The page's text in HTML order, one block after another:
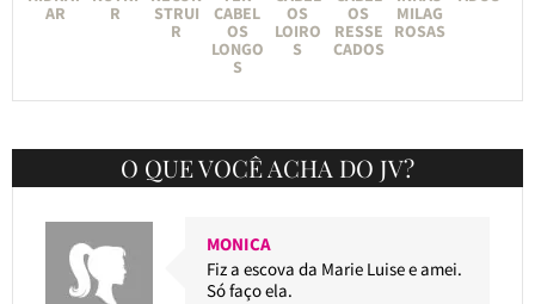
AR
R
STRUI
R
CABEL
OS
LONGO
S
OS
LOIRO
S
OS
RESSE
CADOS
MILAG
ROSAS
O QUE VOCÊ ACHA DO JV?
MONICA
Fiz a escova da Marie Luise e amei.
Só faço ela.